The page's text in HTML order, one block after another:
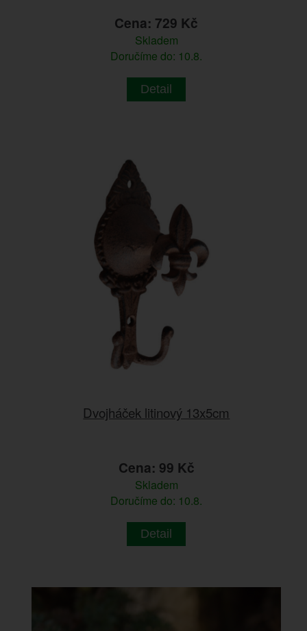
Cena: 729 Kč
Skladem
Doručíme do: 10.8.
Detail
Dvojháček litinový 13x5cm
Cena: 99 Kč
Skladem
Doručíme do: 10.8.
Detail